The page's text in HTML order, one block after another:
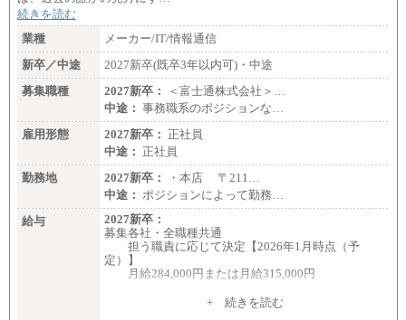
続きを読む
業種
メーカー/IT/情報通信
新卒／中途
2027新卒(既卒3年以内可)・中途
募集職種
2027新卒：
＜富士通株式会社＞…
中途： 事務職系のポジションな…
雇用形態
2027新卒： 正社員
中途： 正社員
勤務地
2027新卒：
・本店 〒211…
中途： ポジションによって勤務…
給与
2027新卒：
募集各社・全職種共通
担う職責に応じて決定【2026年1月時点（予
定）】
月給284,000円または月給315,000円
※入社後早期から、自律的な業務遂行が求めら
+ 続きを読む